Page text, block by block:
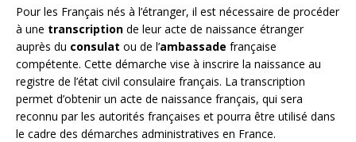
Pour les Français nés à l’étranger, il est nécessaire de procéder
à une transcription de leur acte de naissance étranger
auprès du consulat ou de l’ambassade française
compétente. Cette démarche vise à inscrire la naissance au
registre de l’état civil consulaire français. La transcription
permet d’obtenir un acte de naissance français, qui sera
reconnu par les autorités françaises et pourra être utilisé dans
le cadre des démarches administratives en France.